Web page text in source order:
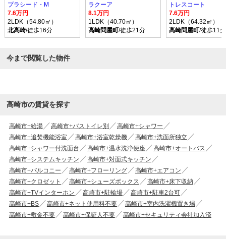
プラシード・M
7.6万円
2LDK（54.80㎡）
北高崎/徒歩16分
ラクーア
8.1万円
1LDK（40.70㎡）
高崎問屋町/徒歩21分
トレスコート
7.6万円
2LDK（64.32㎡）
高崎問屋町/徒歩11分
今まで閲覧した物件
高崎市の賃貸を探す
高崎市+給湯 高崎市+バストイレ別
高崎市+シャワー
高崎市+追焚機能浴室
高崎市+浴室乾燥機
高崎市+洗面所独立
高崎市+シャワー付洗面台
高崎市+温水洗浄便座
高崎市+オートバス
高崎市+システムキッチン
高崎市+対面式キッチン
高崎市+バルコニー
高崎市+フローリング
高崎市+エアコン
高崎市+クロゼット
高崎市+シューズボックス
高崎市+床下収納
高崎市+TVインターホン
高崎市+駐輪場
高崎市+駐車2台可
高崎市+BS
高崎市+ネット使用料不要
高崎市+室内洗濯機置き場
高崎市+敷金不要
高崎市+保証人不要 高崎市+セキュリティ会社加入済